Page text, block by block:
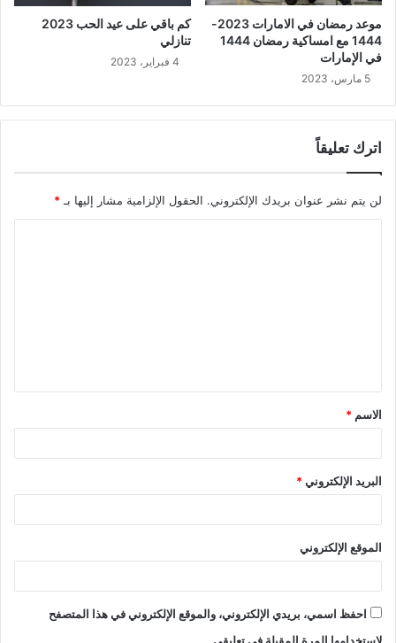
موعد رمضان في الامارات 2023-
1444 مع امساكية رمضان 1444
في الإمارات
5 مارس، 2023
كم باقي على عيد الحب 2023
تنازلي
4 فبراير، 2023
اترك تعليقاً
لن يتم نشر عنوان بريدك الإلكتروني. الحقول الإلزامية مشار إليها بـ *
ق
*
الاسم *
البريد الإلكتروني*
الموقع الإلكتروني
احفظ اسمي، بريدي الإلكتروني، والموقع الإلكتروني في هذا المتصفح